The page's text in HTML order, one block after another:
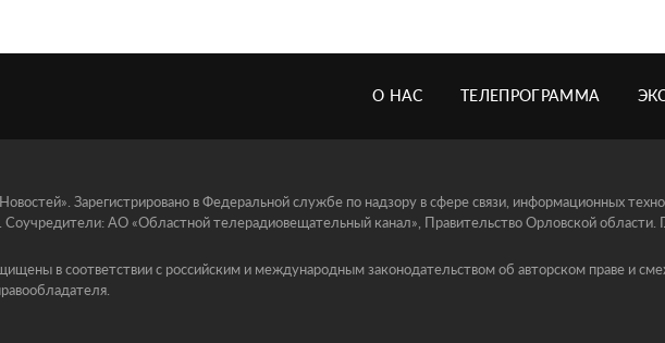
О НАС ТЕЛЕПРОГРАММА
Зарегистрировано в Федеральной службе по надзору в сфере связи, информационных
АО «Областной телерадиовещательный канал», Правительство Орловской области.
в соответствии с российским и международным законодательством об авторском праве и